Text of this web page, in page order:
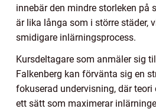
innebär den mindre storleken på
är lika långa som i större städer,
smidigare inlärningsprocess.
Kursdeltagare som anmäler sig
Falkenberg kan förvänta sig en
fokuserad undervisning, där
ett sätt som maximerar